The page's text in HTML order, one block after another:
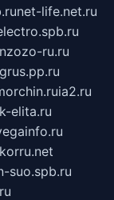
net-life.net.ru
ru.ru
ia2.ru
elita.ru
korru.net
suo.spb.ru